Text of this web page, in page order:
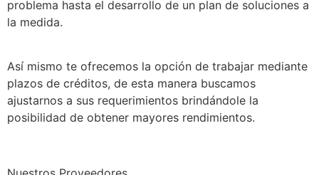
problema hasta el desarrollo de un plan de soluciones a
la medida.
Así mismo te ofrecemos la opción de trabajar mediante
plazos de créditos, de esta manera buscamos
ajustarnos a sus requerimientos brindándole la
posibilidad de obtener mayores rendimientos.